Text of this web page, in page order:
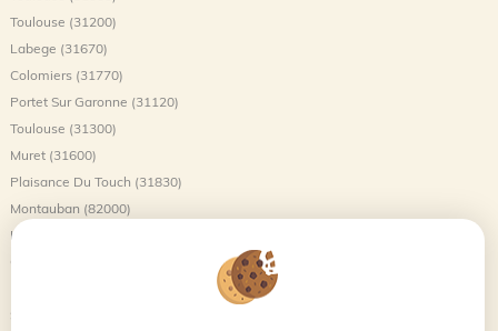
Toulouse (31200)
Labege (31670)
Colomiers (31770)
Portet Sur Garonne (31120)
Toulouse (31300)
Muret (31600)
Plaisance Du Touch (31830)
Montauban (82000)
L'union (31240)
Saint-jory (31790)